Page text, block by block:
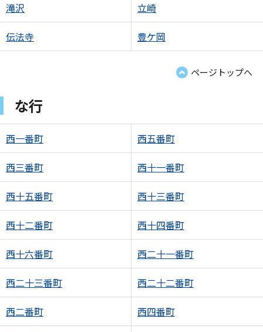
滝沢 立崎
伝法寺 豊ケ岡
ページトップへ
な行
西一番町 西五番町
西三番町 西十一番町
西十五番町 西十三番町
西十二番町 西十四番町
西十六番町 西二十一番町
西二十三番町 西二十二番町
西二番町 西四番町